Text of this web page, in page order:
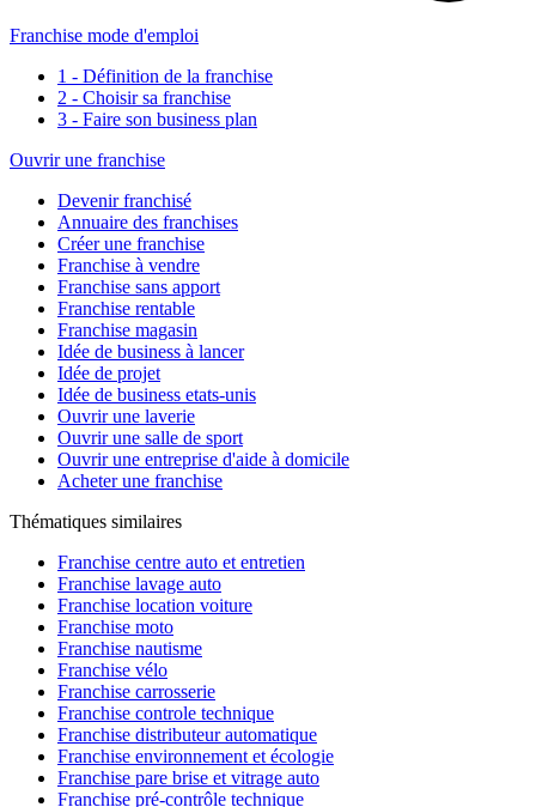
Franchise mode d'emploi
1 - Définition de la franchise
2 - Choisir sa franchise
3 - Faire son business plan
Ouvrir une franchise
Devenir franchisé
Annuaire des franchises
Créer une franchise
Franchise à vendre
Franchise sans apport
Franchise rentable
Franchise magasin
Idée de business à lancer
Idée de projet
Idée de business etats-unis
Ouvrir une laverie
Ouvrir une salle de sport
Ouvrir une entreprise d'aide à domicile
Acheter une franchise
Thématiques similaires
Franchise centre auto et entretien
Franchise lavage auto
Franchise location voiture
Franchise moto
Franchise nautisme
Franchise vélo
Franchise carrosserie
Franchise controle technique
Franchise distributeur automatique
Franchise environnement et écologie
Franchise pare brise et vitrage auto
Franchise pré-contrôle technique